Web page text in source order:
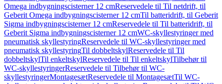
Omega indbygningscisterner 12 cmReservedele til Til netdrift, til
Geberit Omega indbygningscisterner 12 cmTil batteridrift, til Geberit
Sigma indbygningscisterner 12 cmReservedele til Til batteridrift, til
Geberit Sigma indbygningscisterner 12 cmWC-skyllestyringer med
pneumatisk skyllestyringReservedele til WC-skyllestyringer med
pneumatisk skyllestyringTil dobbeltskylReservedele til Til
dobbeltskylTil enkeltskylReservedele til Til enkeltskylTilbehør til
WC-skyllestyringerReservedele til Tilbehør til WC-
skyllestyringerMontagesætReservedele til MontagesætTil WC-